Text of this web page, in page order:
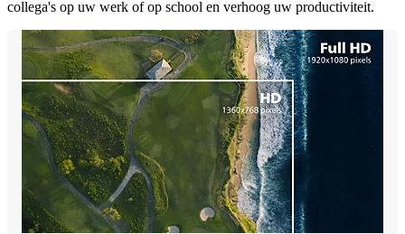
collega's op uw werk of op school en verhoog uw productiviteit.